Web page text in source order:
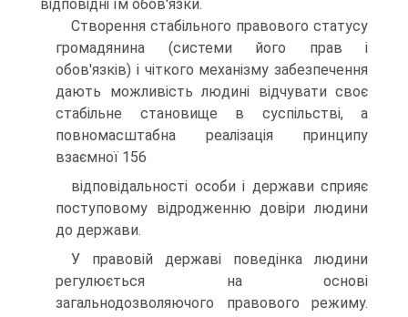
відповідні їм обов'язки.
Створення стабільного правового статусу
громадянина (системи його прав і
обов'язків) і чіткого механізму забезпечення
дають можливість людині відчувати своє
стабільне становище в суспільстві, а
повномасштабна реалізація принципу
взаємної 156
відповідальності особи і держави сприяє
поступовому відродженню довіри людини
до держави.
У правовій державі поведінка людини
регулюється на основі
загальнодозволяючого правового режиму.